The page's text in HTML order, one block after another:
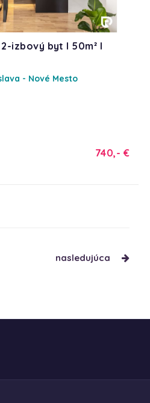
izbový byt I 50m² I
- Nové Mesto
740,- €
nasledujúca